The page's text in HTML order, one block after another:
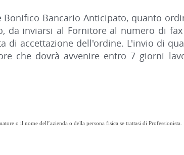
Bancario Anticipato, quanto
inviarsi al Fornitore al numero di fax
accettazione dell'ordine. L'invio di
che dovrà avvenire entro 7 giorni
o il nome dell’azienda o della persona fisica se trattasi di Professionista.